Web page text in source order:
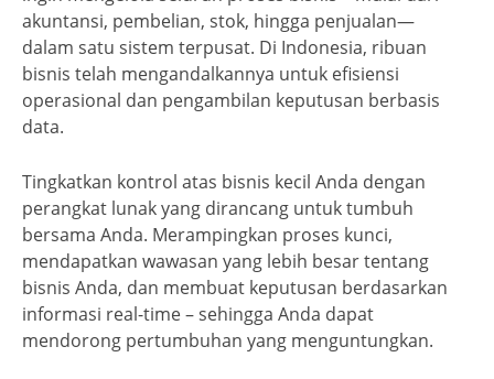
akuntansi, pembelian, stok, hingga penjualan—
dalam satu sistem terpusat. Di Indonesia, ribuan
bisnis telah mengandalkannya untuk efisiensi
operasional dan pengambilan keputusan berbasis
data.
Tingkatkan kontrol atas bisnis kecil Anda dengan
perangkat lunak yang dirancang untuk tumbuh
bersama Anda. Merampingkan proses kunci,
mendapatkan wawasan yang lebih besar tentang
bisnis Anda, dan membuat keputusan berdasarkan
informasi real-time – sehingga Anda dapat
mendorong pertumbuhan yang menguntungkan.